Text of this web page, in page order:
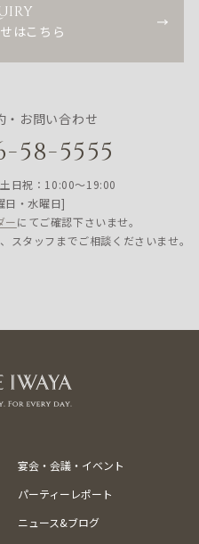
はこちら
・お問い合わせ
58-5555
日祝：10:00〜19:00
日・水曜日]
ーにてご確認下さいませ。
タッフまでご相談くださいませ。
宴会・会議・イベント
パーティーレポート
ニュース&ブログ